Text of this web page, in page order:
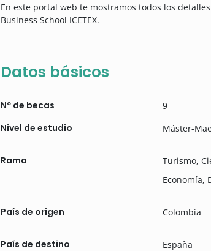
En este portal web te mostramos todos los
Business School ICETEX.
Datos básicos
Nº de becas 9
Nivel de estudio Máster-
Rama
Turismo,
Economía,
País de origen Colombia
País de destino España